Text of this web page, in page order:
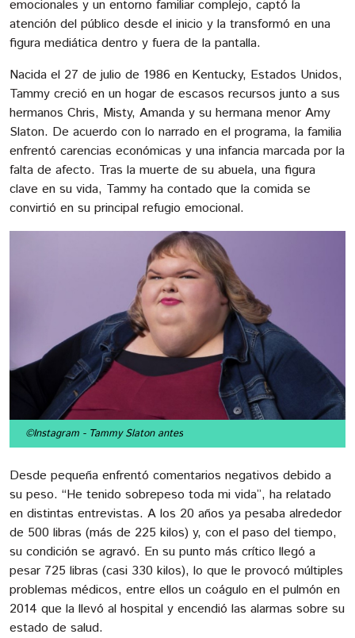
emocionales y un entorno familiar complejo, captó la
atención del público desde el inicio y la transformó en una
figura mediática dentro y fuera de la pantalla.
Nacida el 27 de julio de 1986 en Kentucky, Estados Unidos,
Tammy creció en un hogar de escasos recursos junto a sus
hermanos Chris, Misty, Amanda y su hermana menor Amy
Slaton. De acuerdo con lo narrado en el programa, la familia
enfrentó carencias económicas y una infancia marcada por la
falta de afecto. Tras la muerte de su abuela, una figura
clave en su vida, Tammy ha contado que la comida se
convirtió en su principal refugio emocional.
©Instagram - Tammy Slaton antes
Desde pequeña enfrentó comentarios negativos debido a
su peso. “He tenido sobrepeso toda mi vida”, ha relatado
en distintas entrevistas. A los 20 años ya pesaba alrededor
de 500 libras (más de 225 kilos) y, con el paso del tiempo,
su condición se agravó. En su punto más crítico llegó a
pesar 725 libras (casi 330 kilos), lo que le provocó múltiples
problemas médicos, entre ellos un coágulo en el pulmón en
2014 que la llevó al hospital y encendió las alarmas sobre su
estado de salud.